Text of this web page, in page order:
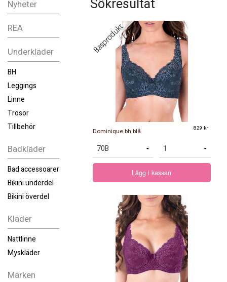
Nyheter
REA
Underkläder
BH
Leggings
Linne
Trosor
Tillbehör
Badkläder
Bad accessoarer
Bikini underdel
Bikini överdel
Kläder
Nattlinne
Myskläder
Märken
Sökresultat
Dominique bh blå 829 kr
Lägg i kassan